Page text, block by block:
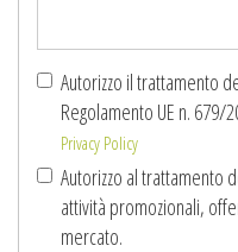
Autorizzo il trattamento
Regolamento UE n. 679/
Privacy Policy
Autorizzo al trattamento
attività promozionali,
mercato.